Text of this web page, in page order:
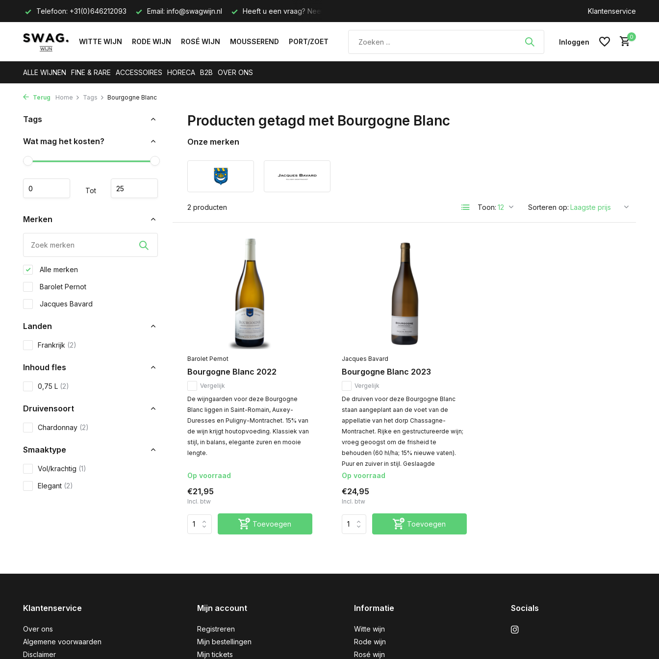
Telefoon: +31(0)646212093 Email: info@swagwijn.nl Heeft u een vraag? Neem contact met ons op. Klantenservice
WITTE WIJN RODE WIJN ROSÉ WIJN MOUSSEREND PORT/ZOET Inloggen
0
ALLE WIJNEN FINE & RARE ACCESSOIRES HORECA B2B OVER ONS
Terug Home Tags Bourgogne Blanc
Tags
Wat mag het kosten?
Tot
Merken
Alle merken
Barolet Pernot
Jacques Bavard
Landen
Frankrijk (2)
Inhoud fles
0,75 L (2)
Druivensoort
Chardonnay (2)
Smaaktype
Vol/krachtig (1)
Elegant (2)
Producten getagd met Bourgogne Blanc
Onze merken
2 producten Toon: Sorteren op:
Barolet Pernot
Bourgogne Blanc 2022
Vergelijk
De wijngaarden voor deze Bourgogne
Blanc liggen in Saint-Romain, Auxey-
Duresses en Puligny-Montrachet. 15% van
de wijn krijgt houtopvoeding. Klassiek van
stijl, in balans, elegante zuren en mooie
lengte.
Op voorraad
€21,95
Incl. btw
Toevoegen
Jacques Bavard
Bourgogne Blanc 2023
Vergelijk
De druiven voor deze Bourgogne Blanc
staan aangeplant aan de voet van de
appellatie van het dorp Chassagne-
Montrachet. Rijke en gestructureerde wijn;
vroeg geoogst om de frisheid te
behouden (60 hl/ha; 15% nieuwe vaten).
Puur en zuiver in stijl. Geslaagde
Op voorraad
€24,95
Incl. btw
Toevoegen
Klantenservice
Over ons
Algemene voorwaarden
Disclaimer
Mijn account
Registreren
Mijn bestellingen
Mijn tickets
Informatie
Witte wijn
Rode wijn
Rosé wijn
Socials